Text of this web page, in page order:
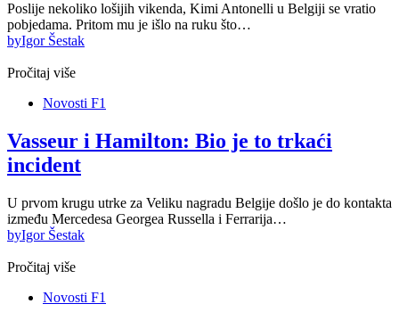
Poslije nekoliko lošijih vikenda, Kimi Antonelli u Belgiji se vratio
pobjedama. Pritom mu je išlo na ruku što…
byIgor Šestak
Pročitaj više
Novosti F1
Vasseur i Hamilton: Bio je to trkaći
incident
U prvom krugu utrke za Veliku nagradu Belgije došlo je do kontakta
između Mercedesa Georgea Russella i Ferrarija…
byIgor Šestak
Pročitaj više
Novosti F1